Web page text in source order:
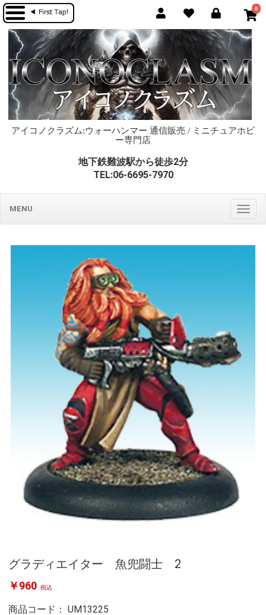
0
アイコノクラズム:ウォーハンマー 通信販売 / ミニチュアホビ
ー専門店
地下鉄難波駅から徒歩2分
TEL:06-6695-7970
MENU
グラディエイター 魚兜闘士 2
￥960 税込
商品コード： UM13225